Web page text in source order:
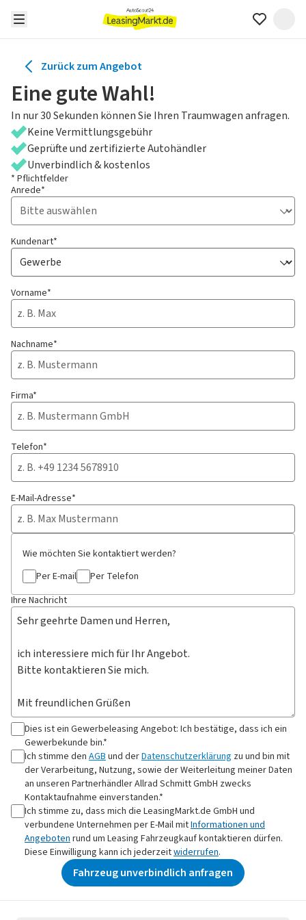
Zurück zum Angebot
Eine gute Wahl!
In nur 30 Sekunden können Sie Ihren Traumwagen anfragen.
Keine Vermittlungsgebühr
Geprüfte und zertifizierte Autohändler
Unverbindlich & kostenlos
* Pflichtfelder
Anrede*
Kundenart*
Vorname*
Nachname*
Firma*
Telefon*
E-Mail-Adresse*
Wie möchten Sie kontaktiert werden?
Per E-mail
Per Telefon
Ihre Nachricht
Dies ist ein Gewerbeleasing Angebot: Ich bestätige, dass ich ein
Gewerbekunde bin.*
Ich stimme den AGBund derDatenschutzerklärung zu und bin mit
der Verarbeitung, Nutzung, sowie der Weiterleitung meiner Daten
an unseren Partnerhändler Allrad Schmitt GmbH zwecks
Kontaktaufnahme einverstanden.*
Ich stimme zu, dass mich die LeasingMarkt.de GmbH und
verbundene Unternehmen per E-Mail mitInformationen und
Angebotenrund um Leasing Fahrzeugkauf kontaktieren dürfen.
Diese Einwilligung kann ich jederzeitwiderrufen.
Fahrzeug unverbindlich anfragen